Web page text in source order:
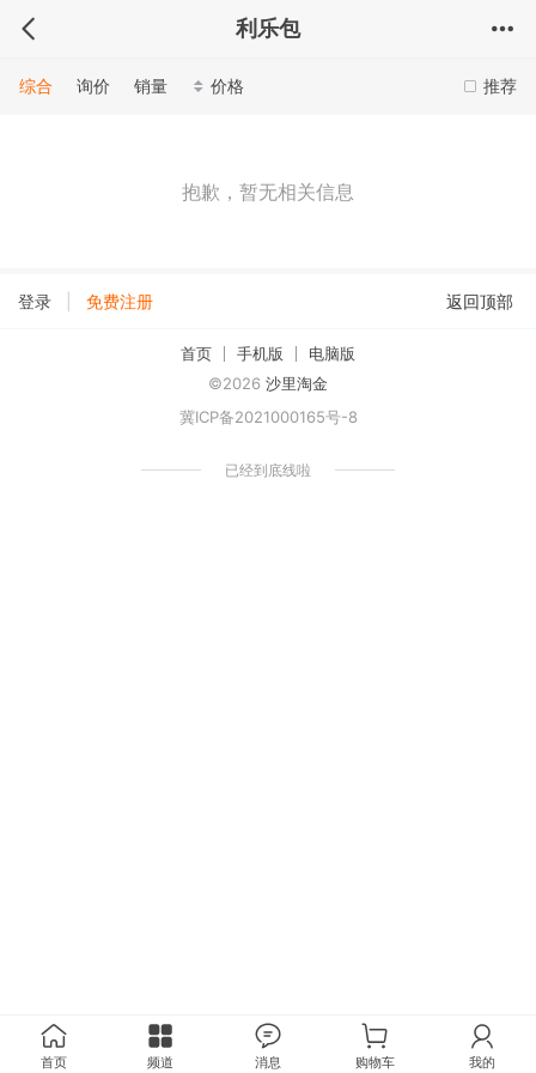
利乐包
推荐
综合 询价 销量 价格
抱歉，暂无相关信息
登录 免费注册 返回顶部
首页 手机版
电脑版
©2026 沙里淘金
冀ICP备2021000165号-8
已经到底线啦
首页 频道 消息 购物车 我的